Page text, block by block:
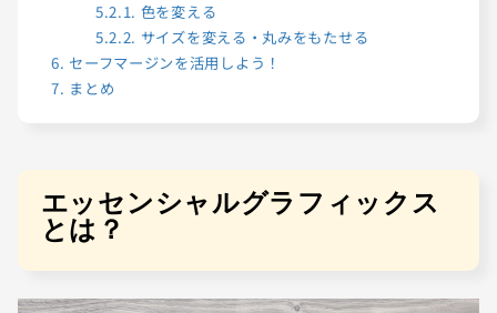
5.2.1. 色を変える
5.2.2. サイズを変える・丸みをもたせる
6. セーフマージンを活用しよう！
7. まとめ
エッセンシャルグラフィックス
とは？